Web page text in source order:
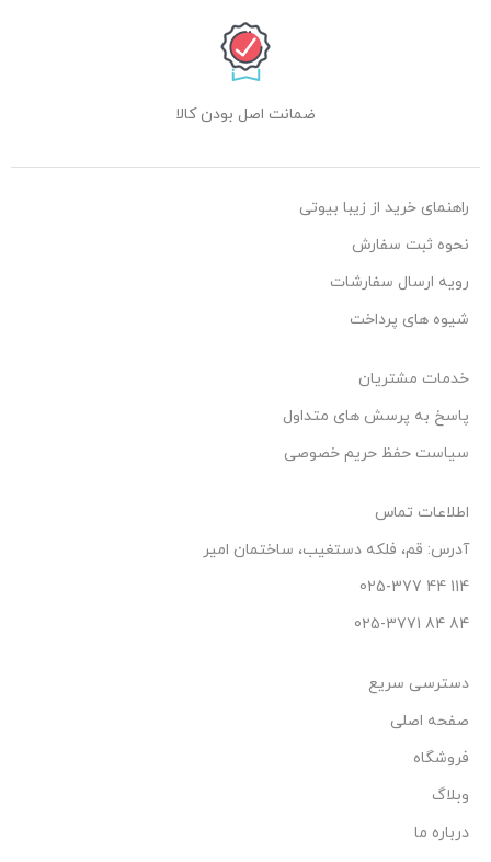
ضمانت اصل بودن کالا
راهنمای خرید از زیبا بیوتی
نحوه ثبت سفارش
رویه ارسال سفارشات
شیوه های پرداخت
خدمات مشتریان
پاسخ به پرسش های متداول
سیاست حفظ حریم خصوصی
اطلاعات تماس
آدرس: قم، فلکه دستغیب، ساختمان امیر
114 44 025-377
84 84 025-3771
دسترسی سریع
صفحه اصلی
فروشگاه
وبلاگ
درباره ما